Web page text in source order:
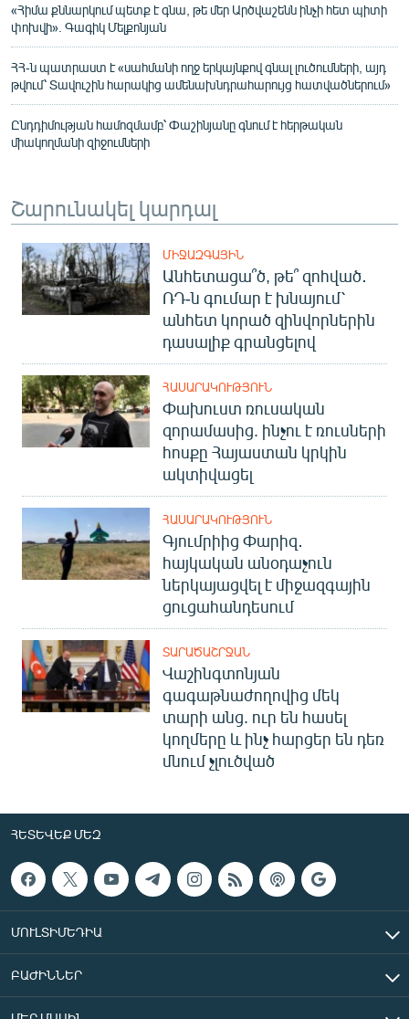
«Հիմա քննարկում պետք է գնա, թե մեր Արծվաշենն ինչի հետ պիտի
փոխվի». Գագիկ Մելքոնյան
ՀՀ-ն պատրաստ է «սահմանի ողջ երկայնքով գնալ լուծումների, այդ
թվում՝ Տավուշին հարակից ամենախնդրահարույց հատվածներում»
Ընդդիմության համոզմամբ՝ Փաշինյանը գնում է հերթական
միակողմանի զիջումների
Շարունակել կարդալ
ՄԻՋԱԶԳԱՅԻՆ
Անհետացա՞ծ, թե՞ զոհված․
ՌԴ-ն գումար է խնայում՝
անհետ կորած զինվորներին
դասալիք գրանցելով
ՀԱՍԱՐԱԿՈՒԹՅՈՒՆ
Փախուստ ռուսական
զորամասից. ինչու է ռուսների
հոսքը Հայաստան կրկին
ակտիվացել
ՀԱՍԱՐԱԿՈՒԹՅՈՒՆ
Գյումրիից Փարիզ․
հայկական անօդաչուն
ներկայացվել է միջազգային
ցուցահանդեսում
ՏԱՐԱԾԱՇՐՋԱՆ
Վաշինգտոնյան
գագաթնաժողովից մեկ
տարի անց. ուր են հասել
կողմերը և ինչ հարցեր են դեռ
մնում չլուծված
ՀԵՏԵՎԵՔ ՄԵԶ
ՄՈՒԼՏԻՄԵԴԻԱ
ԲԱԺԻՆՆԵՐ